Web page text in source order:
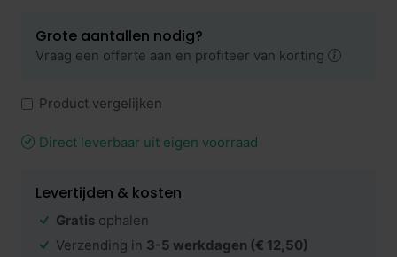
Grote aantallen nodig?
Vraag een offerte aan en profiteer van korting
Product vergelijken
Direct leverbaar uit eigen voorraad
Levertijden & kosten
Gratis ophalen
Verzending in 3-5 werkdagen (€ 12,50)